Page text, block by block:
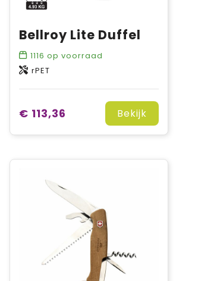
Bellroy Lite Duffel
1116 op voorraad
rPET
€ 113,36 Bekijk